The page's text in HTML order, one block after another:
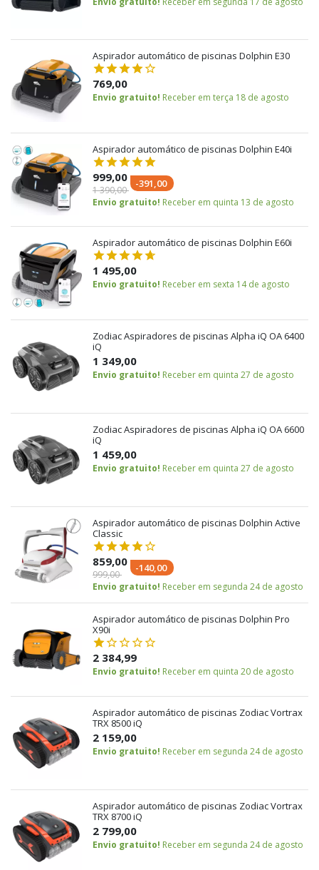
Aspirador automático de piscinas Dolphin E30
769,00
Envio gratuito! Receber em terça 18 de agosto
Aspirador automático de piscinas Dolphin E40i
999,00
1 390,00
-391,00
Envio gratuito! Receber em quinta 13 de agosto
Aspirador automático de piscinas Dolphin E60i
1 495,00
Envio gratuito! Receber em sexta 14 de agosto
Zodiac Aspiradores de piscinas Alpha iQ OA 6400
iQ
1 349,00
Envio gratuito! Receber em quinta 27 de agosto
Zodiac Aspiradores de piscinas Alpha iQ OA 6600
iQ
1 459,00
Envio gratuito! Receber em quinta 27 de agosto
Aspirador automático de piscinas Dolphin Active
Classic
859,00
999,00
-140,00
Envio gratuito! Receber em segunda 24 de agosto
Aspirador automático de piscinas Dolphin Pro
X90i
2 384,99
Envio gratuito! Receber em quinta 20 de agosto
Aspirador automático de piscinas Zodiac Vortrax
TRX 8500 iQ
2 159,00
Envio gratuito! Receber em segunda 24 de agosto
Aspirador automático de piscinas Zodiac Vortrax
TRX 8700 iQ
2 799,00
Envio gratuito! Receber em segunda 24 de agosto